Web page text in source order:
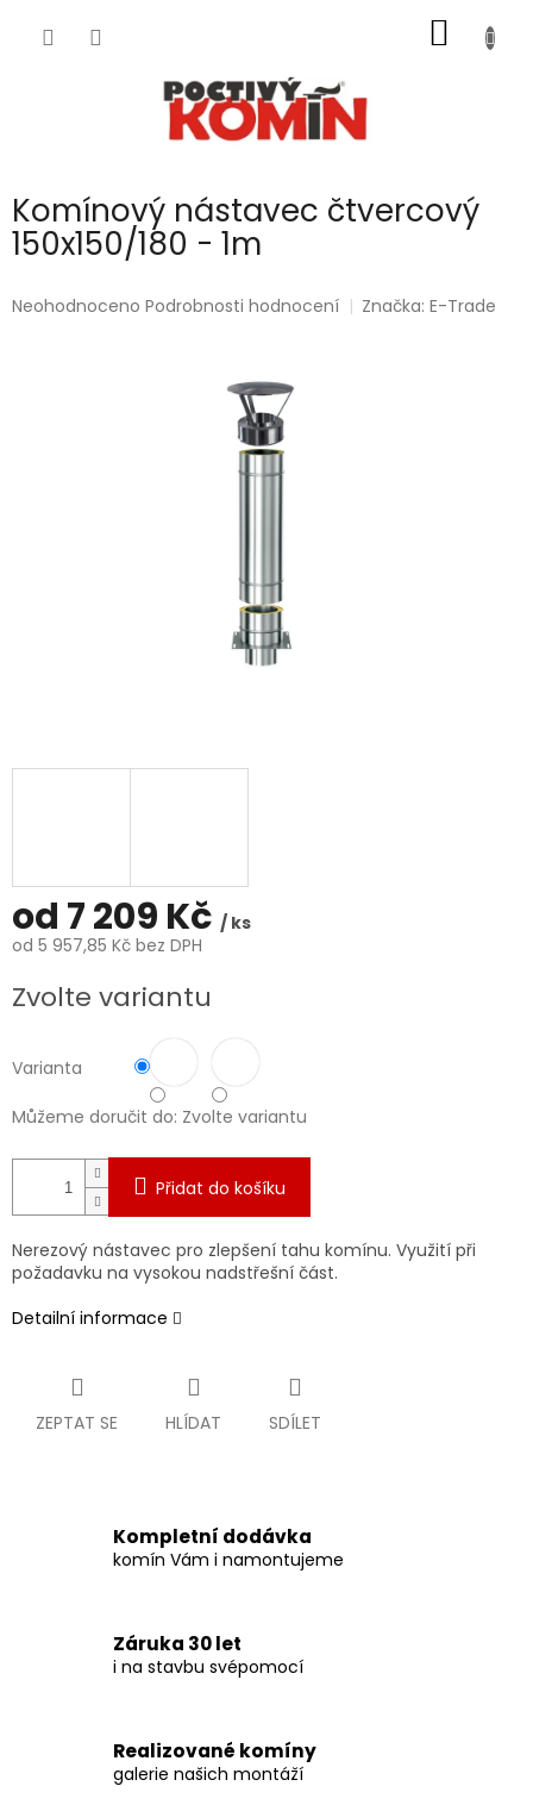
KOŠÍK
Komínový nástavec čtvercový
150x150/180 - 1m
Průměrné
Neohodnoceno Podrobnosti hodnocení Značka:E-Trade
od 7 209 Kč / ks
od 5 957,85 Kč bez DPH
cena:
Zvolte variantu
Varianta
Můžeme doručit do: Zvolte variantu
Přidat do košíku
Nerezový nástavec pro zlepšení tahu komínu. Využití při
požadavku na vysokou nadstřešní část.
Detailní informace
ZEPTAT SE HLÍDAT SDÍLET
Kompletní dodávka
komín Vám i namontujeme
Záruka 30 let
i na stavbu svépomocí
Realizované komíny
galerie našich montáží